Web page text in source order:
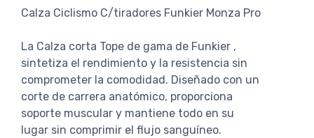
Calza Ciclismo C/tiradores Funkier Monza Pro
La Calza corta Tope de gama de Funkier ,
sintetiza el rendimiento y la resistencia sin
comprometer la comodidad. Diseñado con un
corte de carrera anatómico, proporciona
soporte muscular y mantiene todo en su
lugar sin comprimir el flujo sanguíneo.